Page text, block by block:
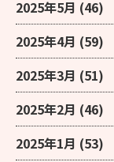
2025年5月 (46)
2025年4月 (59)
2025年3月 (51)
2025年2月 (46)
2025年1月 (53)